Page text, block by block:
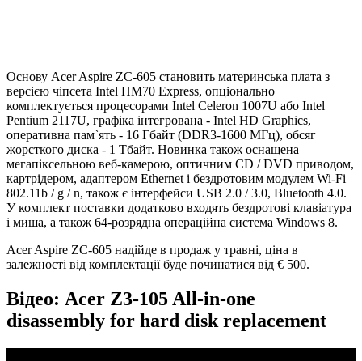
Основу Acer Aspire ZC-605 становить материнська плата з
версією чіпсета Intel HM70 Express, опціонально
комплектується процесорами Intel Celeron 1007U або Intel
Pentium 2117U, графіка інтегрована - Intel HD Graphics,
оперативна пам`ять - 16 Гбайт (DDR3-1600 МГц), обсяг
жорсткого диска - 1 Тбайт. Новинка також оснащена
мегапіксельною веб-камерою, оптичним CD / DVD приводом,
картрідером, адаптером Ethernet і бездротовим модулем Wi-Fi
802.11b / g / n, також є інтерфейси USB 2.0 / 3.0, Bluetooth 4.0.
У комплект поставки додатково входять бездротові клавіатура
і миша, а також 64-розрядна операційна система Windows 8.
Acer Aspire ZC-605 надійде в продаж у травні, ціна в
залежності від комплектації буде починатися від € 500.
Відео: Acer Z3-105 All-in-one
disassembly for hard disk replacement